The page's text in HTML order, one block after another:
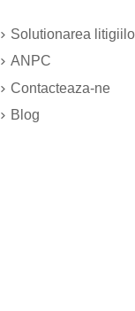
Solutionarea
ANPC
Contacteaza-ne
Blog